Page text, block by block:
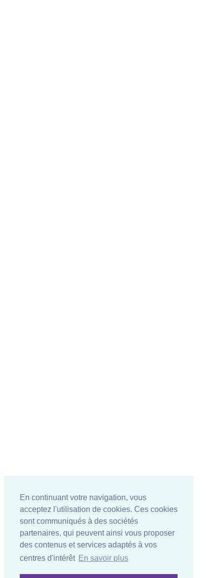
En continuant votre navigation, vous
acceptez l'utilisation de cookies. Ces cookies
sont communiqués à des sociétés
partenaires, qui peuvent ainsi vous proposer
des contenus et services adaptés à vos
centres d'intérêt En savoir plus